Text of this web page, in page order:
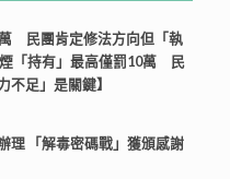
民團肯定修法方向但「執
「持有」最高僅罰10萬 民
不足」是關鍵】
理 「解毒密碼戰」獲頒感謝